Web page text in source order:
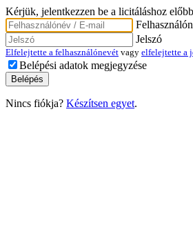
Kérjük, jelentkezzen be a licitáláshoz
Jelszó
Elfelejtette a felhasználónevét vagy elfelejtette a
Belépési adatok megjegyzése
Nincs fiókja? Készítsen egyet.